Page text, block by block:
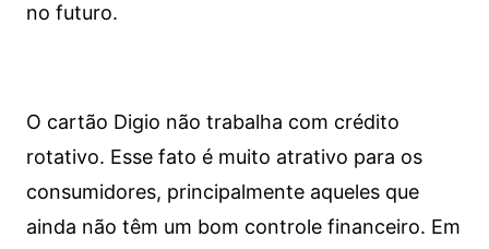
no futuro.
O cartão Digio não trabalha com crédito
rotativo. Esse fato é muito atrativo para os
consumidores, principalmente aqueles que
ainda não têm um bom controle financeiro. Em